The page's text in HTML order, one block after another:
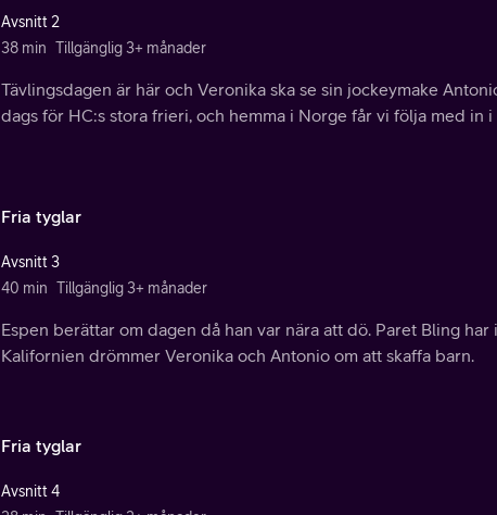
Avsnitt 2
38 min Tillgänglig 3+ månader
Tävlingsdagen är här och Veronika ska se sin jockeymake
dags för HC:s stora frieri, och hemma i Norge får vi följa med in
Fria tyglar
Avsnitt 3
40 min Tillgänglig 3+ månader
Espen berättar om dagen då han var nära att dö. Paret Bling
Kalifornien drömmer Veronika och Antonio om att skaffa barn.
Fria tyglar
Avsnitt 4